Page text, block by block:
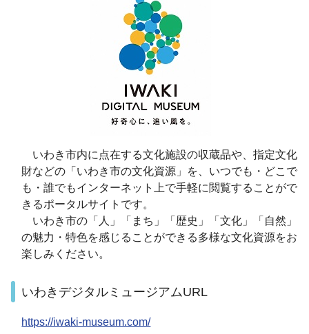
いわき市内に点在する文化施設の収蔵品や、指定文化
財などの「いわき市の文化資源」を、いつでも・どこで
も・誰でもインターネット上で手軽に閲覧することがで
きるポータルサイトです。
いわき市の「人」「まち」「歴史」「文化」「自然」
の魅力・特色を感じることができる多様な文化資源をお
楽しみください。
いわきデジタルミュージアムURL
https://iwaki-museum.com/